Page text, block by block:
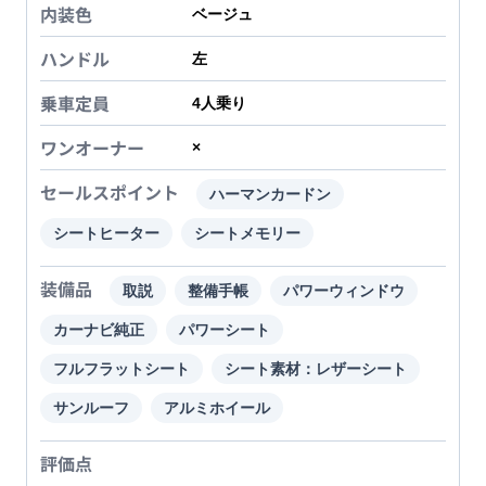
内装色 ベージュ
ハンドル 左
乗車定員 4人乗り
ワンオーナー ×
セールスポイント ハーマンカードン
シートヒーター シートメモリー
装備品 取説 整備手帳 パワーウィンドウ
カーナビ純正 パワーシート
フルフラットシート シート素材：レザーシート
サンルーフ アルミホイール
評価点